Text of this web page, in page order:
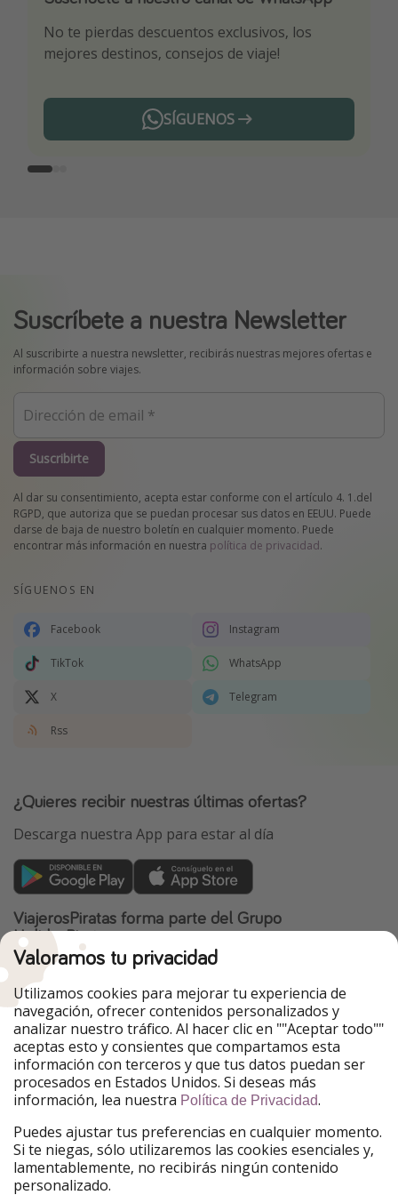
No te pierdas descuentos exclusivos, los
mejores destinos, consejos de viaje!
SÍGUENOS
Sé el primero en reservar nuestros chollazos
¡Recibe las mejores ofertas seleccionadas para
ti por nuestros expertos en viajes
Telegram
Suscríbete a nuestra Newsletter
Al suscribirte a nuestra newsletter, recibirás nuestras mejores ofertas e
información sobre viajes.
Suscribirte
Al dar su consentimiento, acepta estar conforme con el artículo 4. 1.del
RGPD, que autoriza que se puedan procesar sus datos en EEUU. Puede
darse de baja de nuestro boletín en cualquier momento. Puede
encontrar más información en nuestra política de privacidad.
SÍGUENOS EN
Facebook Instagram
TikTok WhatsApp
X Telegram
Rss
¿Quieres recibir nuestras últimas ofertas?
Descarga nuestra App para estar al día
ViajerosPiratas forma parte del Grupo
HolidayPirates
Nuestros mercados
PiratinViaggio
HolidayPirates
VakantiePiraten
WakacyjniPiraci
VoyagesPirates
Ferienpiraten
Urlaubspiraten
Urlaubspiraten
TravelPirates
Nuestro grupo
HolidayPirates Group
Conócenos mejor Información legal
Valoramos tu privacidad
Utilizamos cookies para mejorar tu experiencia de
navegación, ofrecer contenidos personalizados y
analizar nuestro tráfico. Al hacer clic en ""Aceptar todo""
aceptas esto y consientes que compartamos esta
información con terceros y que tus datos puedan ser
procesados en Estados Unidos. Si deseas más
información, lea nuestra Política de Privacidad.
Puedes ajustar tus preferencias en cualquier momento.
Si te niegas, sólo utilizaremos las cookies esenciales y,
lamentablemente, no recibirás ningún contenido
personalizado.